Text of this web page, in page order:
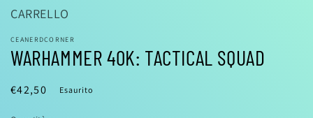
CARRELLO
CEANERDCORNER
WARHAMMER 40K: TACTICAL SQUAD
Prezzo
€42,50 Esaurito